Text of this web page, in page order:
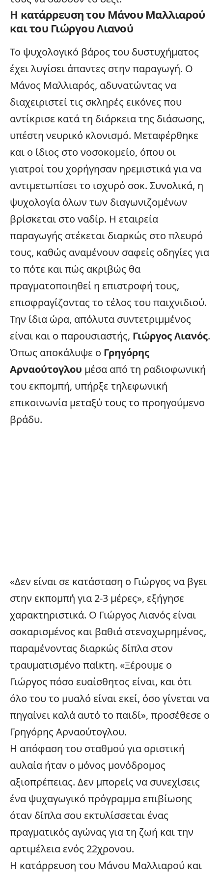
Η κατάρρευση του Μάνου Μαλλιαρού
και του Γιώργου Λιανού
Το ψυχολογικό βάρος του δυστυχήματος
έχει λυγίσει άπαντες στην παραγωγή. Ο
Μάνος Μαλλιαρός, αδυνατώντας να
διαχειριστεί τις σκληρές εικόνες που
αντίκρισε κατά τη διάρκεια της διάσωσης,
υπέστη νευρικό κλονισμό. Μεταφέρθηκε
και ο ίδιος στο νοσοκομείο, όπου οι
γιατροί του χορήγησαν ηρεμιστικά για να
αντιμετωπίσει το ισχυρό σοκ. Συνολικά, η
ψυχολογία όλων των διαγωνιζομένων
βρίσκεται στο ναδίρ. Η εταιρεία
παραγωγής στέκεται διαρκώς στο πλευρό
τους, καθώς αναμένουν σαφείς οδηγίες για
το πότε και πώς ακριβώς θα
πραγματοποιηθεί η επιστροφή τους,
επισφραγίζοντας το τέλος του παιχνιδιού.
Την ίδια ώρα, απόλυτα συντετριμμένος
είναι και ο παρουσιαστής, Γιώργος Λιανός.
Όπως αποκάλυψε ο Γρηγόρης
Αρναούτογλου μέσα από τη ραδιοφωνική
του εκπομπή, υπήρξε τηλεφωνική
επικοινωνία μεταξύ τους το προηγούμενο
βράδυ.
«Δεν είναι σε κατάσταση ο Γιώργος να βγει
στην εκπομπή για 2-3 μέρες», εξήγησε
χαρακτηριστικά. Ο Γιώργος Λιανός είναι
σοκαρισμένος και βαθιά στενοχωρημένος,
παραμένοντας διαρκώς δίπλα στον
τραυματισμένο παίκτη. «Ξέρουμε ο
Γιώργος πόσο ευαίσθητος είναι, και ότι
όλο του το μυαλό είναι εκεί, όσο γίνεται να
πηγαίνει καλά αυτό το παιδί», προσέθεσε ο
Γρηγόρης Αρναούτογλου.
Η απόφαση του σταθμού για οριστική
αυλαία ήταν ο μόνος μονόδρομος
αξιοπρέπειας. Δεν μπορείς να συνεχίσεις
ένα ψυχαγωγικό πρόγραμμα επιβίωσης
όταν δίπλα σου εκτυλίσσεται ένας
πραγματικός αγώνας για τη ζωή και την
αρτιμέλεια ενός 22χρονου.
Η κατάρρευση του Μάνου Μαλλιαρού και